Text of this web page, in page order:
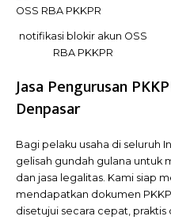
notifikasi blokir akun OSS
RBA PKKPR
Jasa Pengurusan
Denpasar
Bagi pelaku usaha di seluruh
gelisah gundah gulana untuk
dan jasa legalitas. Kami siap
mendapatkan dokumen
disetujui secara cepat, praktis